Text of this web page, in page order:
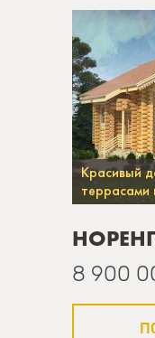
Красивый
террасами
8 900